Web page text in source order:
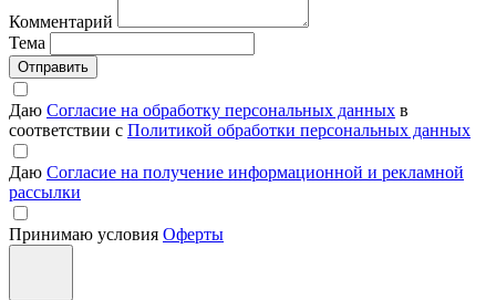
Комментарий
Тема
Отправить
Даю Согласие на обработку персональных данных в
соответствии с Политикой обработки персональных данных
Даю Согласие на получение информационной и рекламной
рассылки
Принимаю условия Оферты